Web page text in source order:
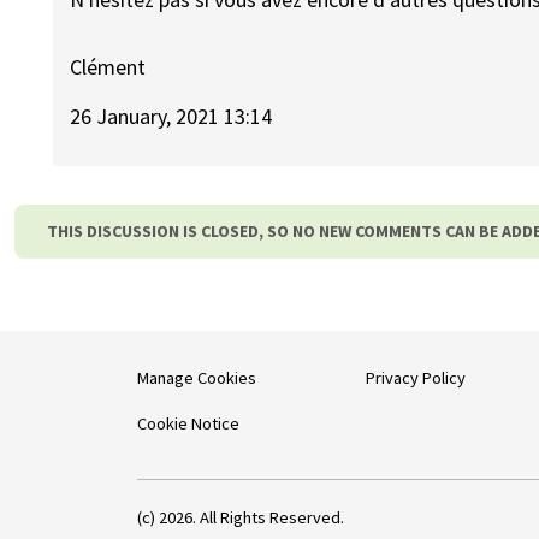
Clément
26 January, 2021 13:14
THIS DISCUSSION IS CLOSED, SO NO NEW COMMENTS CAN BE
Manage Cookies
Cookie Notice
Privacy Policy
(c) 2026. All Rights Reserved.